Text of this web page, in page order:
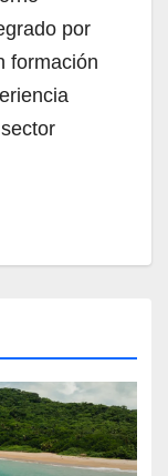
por
formación